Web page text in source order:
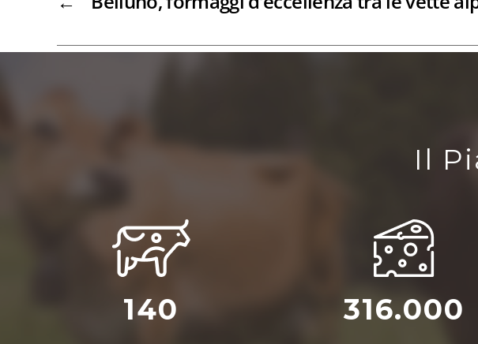
Il
140 316.000